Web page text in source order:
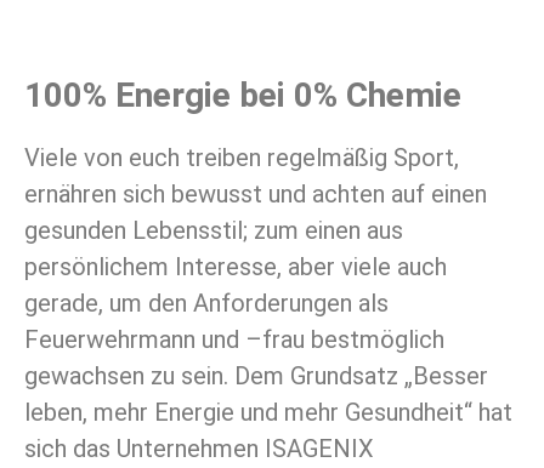
100% Energie bei 0% Chemie
Viele von euch treiben regelmäßig Sport,
ernähren sich bewusst und achten auf einen
gesunden Lebensstil; zum einen aus
persönlichem Interesse, aber viele auch
gerade, um den Anforderungen als
Feuerwehrmann und –frau bestmöglich
gewachsen zu sein. Dem Grundsatz „Besser
leben, mehr Energie und mehr Gesundheit“ hat
sich das Unternehmen ISAGENIX